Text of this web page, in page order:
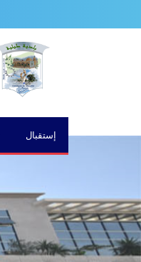
إستقبال